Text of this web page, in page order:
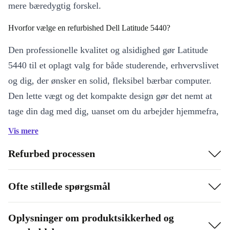
mere bæredygtig forskel.
Hvorfor vælge en refurbished Dell Latitude 5440?
Den professionelle kvalitet og alsidighed gør Latitude
5440 til et oplagt valg for både studerende, erhvervslivet
og dig, der ønsker en solid, fleksibel bærbar computer.
Den lette vægt og det kompakte design gør det nemt at
tage din dag med dig, uanset om du arbejder hjemmefra,
på kontoret eller på farten.
Nøglefunktioner og fordele
Skærmoplevelse i top: 14” IPS-skærm med klare farver og blødt
Fleksible forbindelser: Tilslut let dine enheder med 2 x
Vis mere
Refurbed processen
Ofte stillede spørgsmål
Oplysninger om produktsikkerhed og